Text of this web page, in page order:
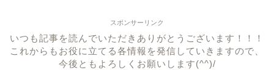
スポンサーリンク
いつも記事を読んでいただきありがとうございます！！！
これからもお役に立てる各情報を発信していきますので、
今後ともよろしくお願いします(^^)/